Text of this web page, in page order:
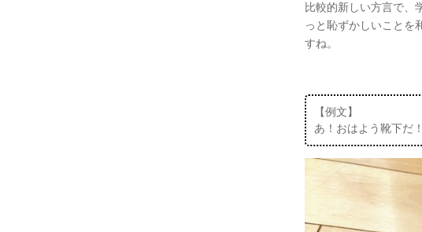
比較的新しい方言で、
っと恥ずかしいことを
すね。
【例文】
あ！おはよう靴下だ